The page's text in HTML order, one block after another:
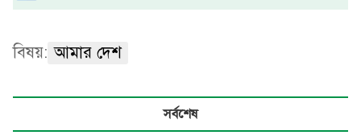
বিষয়: আমার দেশ
সর্বশেষ